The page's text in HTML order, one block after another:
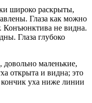
широко раскрыты,
Глаза как можно
Конъюнктива не видна.
Глаза глубоко
маленькие,
открыта и видна; это
уха ниже линии